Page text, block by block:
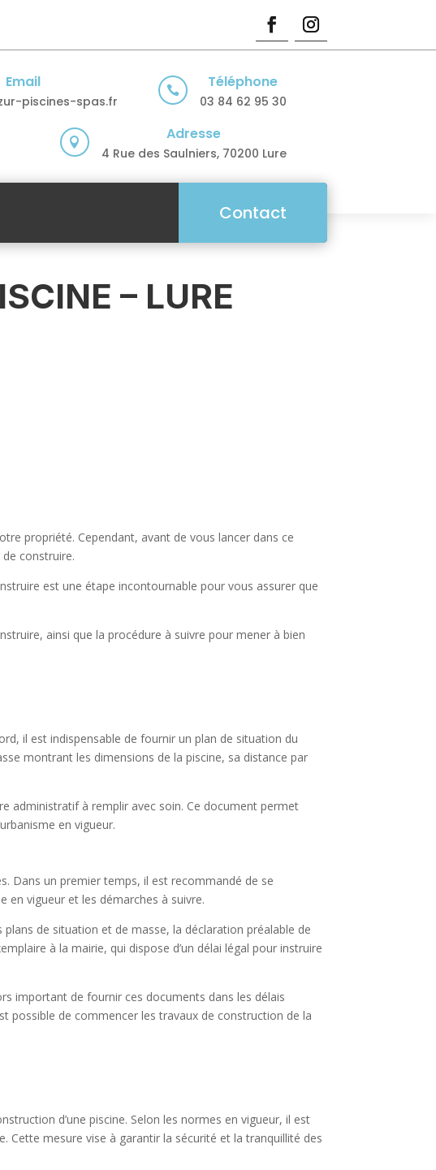
Email
piscines-spas.fr
 Téléphone
03 84 62 95 30
 Adresse
4 Rue des Saulniers, 70200 Lure
Contact
– LURE
propriété. Cependant, avant de vous lancer dans ce
construire.
est une étape incontournable pour vous assurer que
ainsi que la procédure à suivre pour mener à bien
il est indispensable de fournir un plan de situation du
montrant les dimensions de la piscine, sa distance par
administratif à remplir avec soin. Ce document permet
en vigueur.
Dans un premier temps, il est recommandé de se
en vigueur et les démarches à suivre.
de situation et de masse, la déclaration préalable de
à la mairie, qui dispose d’un délai légal pour instruire
important de fournir ces documents dans les délais
possible de commencer les travaux de construction de la
d’une piscine. Selon les normes en vigueur, il est
Cette mesure vise à garantir la sécurité et la tranquillité des